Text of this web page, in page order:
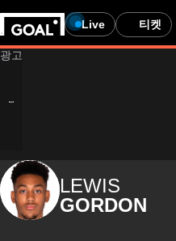
Live 티켓
LEWIS
GORDON